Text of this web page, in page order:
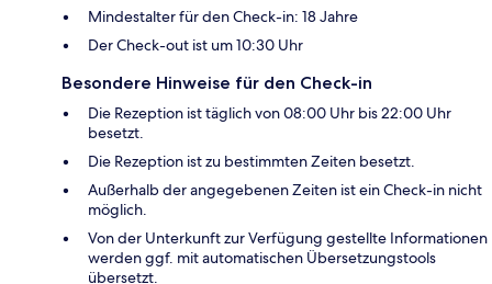
Mindestalter für den Check-in: 18 Jahre
Der Check-out ist um 10:30 Uhr
Besondere Hinweise für den Check-in
Die Rezeption ist täglich von 08:00 Uhr bis 22:00 Uhr
besetzt.
Die Rezeption ist zu bestimmten Zeiten besetzt.
Außerhalb der angegebenen Zeiten ist ein Check-in nicht
möglich.
Von der Unterkunft zur Verfügung gestellte Informationen
werden ggf. mit automatischen Übersetzungstools
übersetzt.